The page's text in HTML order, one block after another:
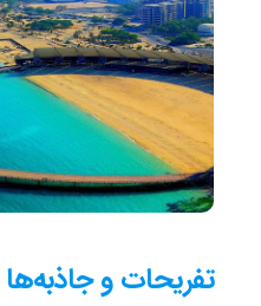
تفریحات و جاذبه‌ها